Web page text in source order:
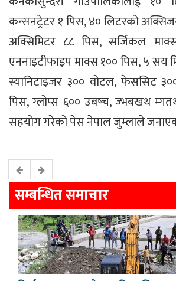
कन्सनट्रेटर १ पिस, ४० लिटरको
अक्सिमिटर ८८ पिस, सर्जिकल
एननाइटीफाइप माक्स १०० पिस, ५ सय
स्यानिटाइजर ३०० वोटल, फेससिट
पिस, ग्लोप्स ६०० उबष्च, ज्भबखथ
सहयोग गरेको पेस नेपाल जुम्लाले
सम्बन्धित समाचार